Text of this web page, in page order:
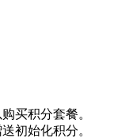
买积分套餐。
初始化积分。